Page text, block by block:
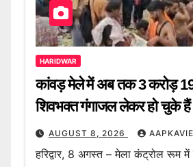
HARIDWAR
कांवड़ मेले में अब तक 3 करोड़
शिवभक्त गंगाजल लेकर हो चुके हैं
AUGUST 8, 2026
हरिद्वार, 8 अगस्त – मेला कंट्रोल रूम में